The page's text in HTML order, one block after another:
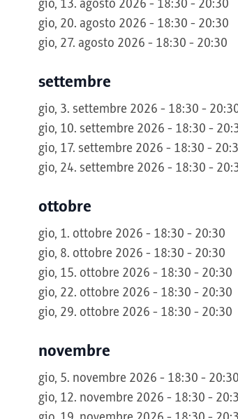
gio, 13. agosto 2026 - 18:30 - 20:30
gio, 20. agosto 2026 - 18:30 - 20:30
gio, 27. agosto 2026 - 18:30 - 20:30
settembre
gio, 3. settembre 2026 - 18:30 -
gio, 10. settembre 2026 - 18:30 -
gio, 17. settembre 2026 - 18:30 -
gio, 24. settembre 2026 - 18:30 -
ottobre
gio, 1. ottobre 2026 - 18:30 - 20:30
gio, 8. ottobre 2026 - 18:30 - 20:30
gio, 15. ottobre 2026 - 18:30 - 20:30
gio, 22. ottobre 2026 - 18:30 - 20:30
gio, 29. ottobre 2026 - 18:30 - 20:30
novembre
gio, 5. novembre 2026 - 18:30 - 20:30
gio, 12. novembre 2026 - 18:30 -